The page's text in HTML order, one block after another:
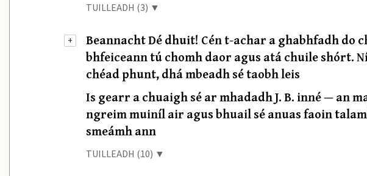
TUILLEADH (3) ▼
+
Beannacht Dé dhuit! Cén t-achar a ghabhfadh
bhfeiceann tú chomh daor agus atá chuile shórt.
chéad phunt, dhá mbeadh sé taobh leis
Is gearr a chuaigh sé ar mhadadh J. B. inné — an
ngreim muiníl air agus bhuail sé anuas faoin
smeámh ann
TUILLEADH (10) ▼